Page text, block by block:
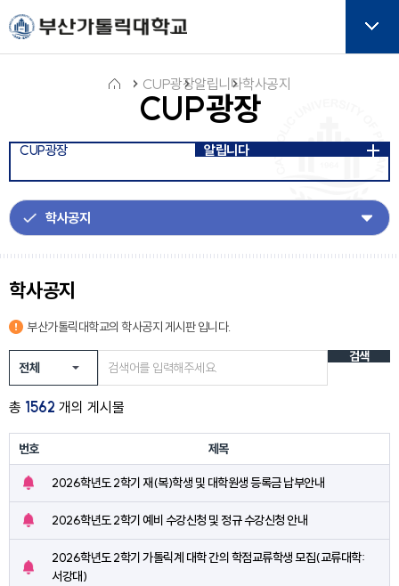
주메뉴로 가기
본문으로 가기
하단으로 가기
CUP광장
이
콘
CUP광장알립니다학사공지
CUP광장 알립니다
학사공지
부산가톨릭대학교의 학사공지게시판 입니다.
검색
총 1562 개의 게시물
번호 제목
공
지
아
이
콘
2026학년도 2학기 재(복)학생 및 대학원생 등록금 납부안내
공
지
아
이
2026학년도 2학기 예비 수강신청 및 정규 수강신청 안내
공
2026학년도 2학기 가톨릭계 대학 간의 학점교류학생 모집(교류대학:
서강대)